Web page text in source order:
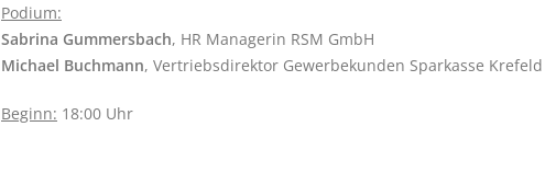
Podium:
Sabrina Gummersbach, HR Managerin RSM GmbH
Michael Buchmann, Vertriebsdirektor Gewerbekunden Sparkasse Krefeld
Beginn: 18:00 Uhr